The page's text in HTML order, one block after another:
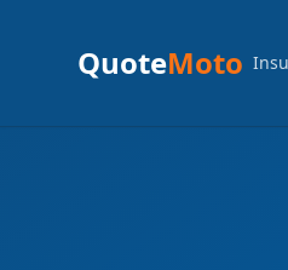
QuoteMoto